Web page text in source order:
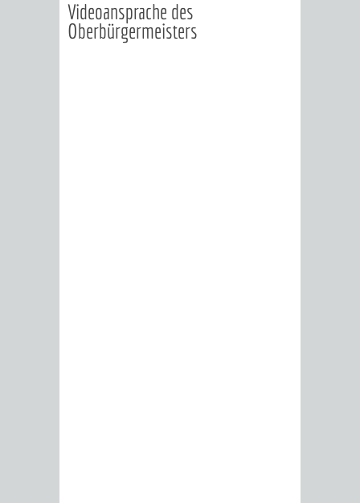
SANIERT?!LADEINFRASTRUKTUR
Videoansprache des
Oberbürgermeisters